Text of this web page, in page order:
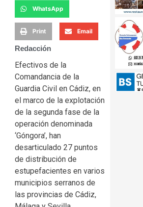
WhatsApp
Print Email
Redacción
Efectivos de la
Comandancia de la
Guardia Civil en Cádiz, en
el marco de la explotación
de la segunda fase de la
operación denominada
‘Góngora’, han
desarticulado 27 puntos
de distribución de
estupefacientes en varios
municipios serranos de
las provincias de Cádiz,